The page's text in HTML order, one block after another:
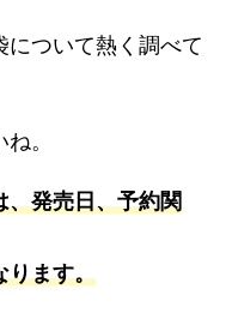
ついて熱く調べて
。
、発売日、予約関
ります。